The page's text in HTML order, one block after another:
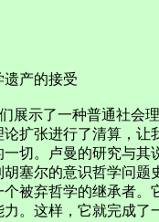
产的接受
展示了一种普通社会
扩张进行了清算，
切。卢曼的研究与
塞尔的意识哲学问
被弃哲学的继承者
。这样，它就完成